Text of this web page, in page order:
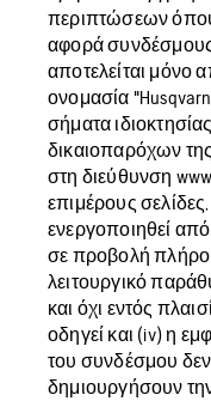
περιπτώσεων όπου
αφορά
αποτελείται μόνο
ονομασία
σήματα
δικαιοπαρόχων
στη διεύθυνση
επιμέρους
ενεργοποιηθεί
σε προβολή
λειτουργικό
και όχι εντός
οδηγεί και (iv) η
του συνδέσμου
δημιουργήσουν